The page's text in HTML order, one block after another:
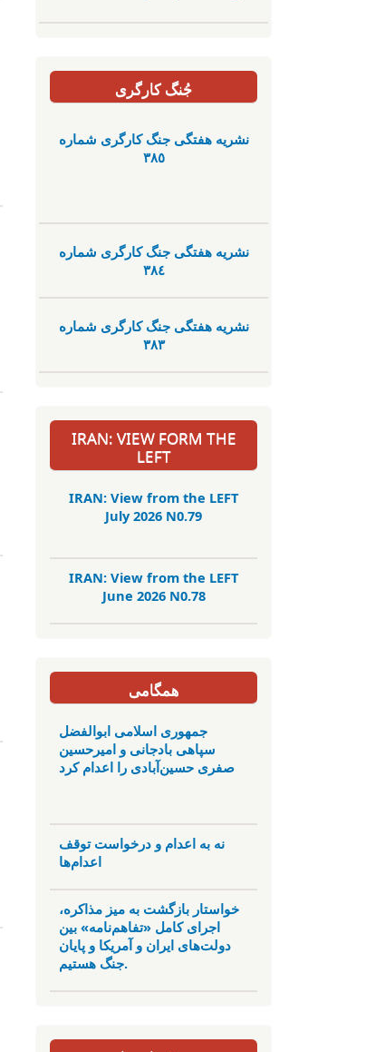
جُنگ کارگری
نشریە هفتگی جنگ کارگری شمارە
٣٨٥
نشریە هفتگی جنگ کارگری شمارە
٣٨٤
نشریە هفتگی جنگ کارگری شمارە
٣٨٣
IRAN: VIEW FORM THE
LEFT
IRAN: View from the LEFT
July 2026 N0.79
IRAN: View from the LEFT
June 2026 N0.78
همگامی
جمهوری اسلامی ابوالفضل
سپاهی بادجانی و امیرحسین
صفری حسین‌آبادی را اعدام کرد
نه به اعدام و درخواست توقف
اعدام‌ها
خواستار بازگشت به میز مذاکره،
اجرای کامل «تفاهم‌نامه» بین
دولت‌های ایران و آمریکا و پایان
جنگ هستیم.